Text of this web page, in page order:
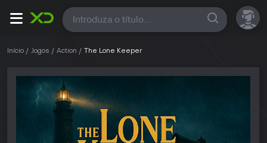
Todas
Início Jogos Action The Lone Keeper